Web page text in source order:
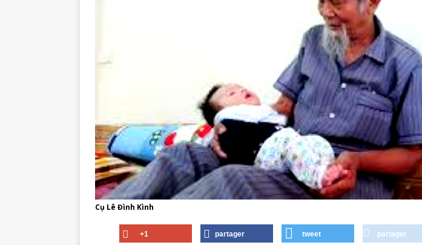
Cụ Lê Đình Kình
+1 partager tweet partager